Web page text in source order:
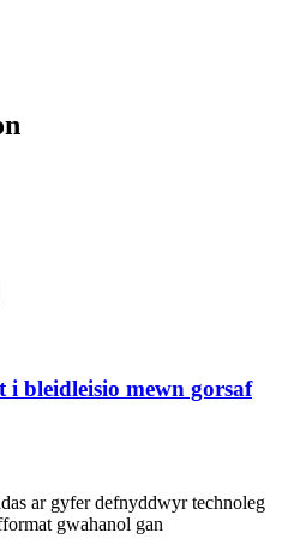
bleidleisio mewn gorsaf
ar gyfer defnyddwyr technoleg
gwahanol gan